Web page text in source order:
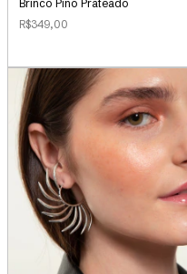
Brinco Pino Prateado
R$349,00